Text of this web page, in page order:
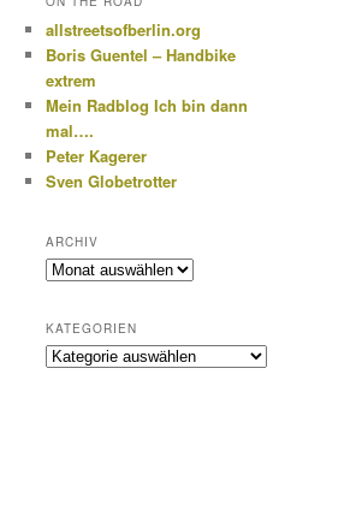
allstreetsofberlin.org
Boris Guentel – Handbike
extrem
Mein Radblog Ich bin dann
mal….
Peter Kagerer
Sven Globetrotter
ARCHIV
Archiv
KATEGORIEN
Kategorien